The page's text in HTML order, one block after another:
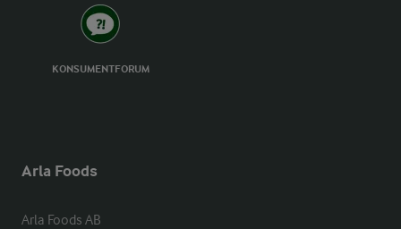
KONSUMENTFORUM
Arla Foods
Arla Foods AB